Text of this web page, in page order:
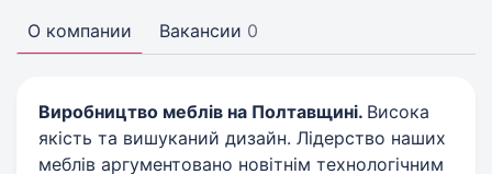
О компании Вакансии 0
Виробництво меблів на Полтавщині. Висока
якість та вишуканий дизайн. Лідерство наших
меблів аргументовано новітнім технологічним